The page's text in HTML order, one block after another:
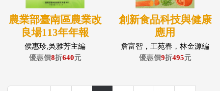
農業部臺南區農業改
良場113年年報
侯惠珍,吳雅芳主編
優惠價8折640元
創新食品科技與健康
應用
詹富智，王苑春，林金源編
優惠價9折495元